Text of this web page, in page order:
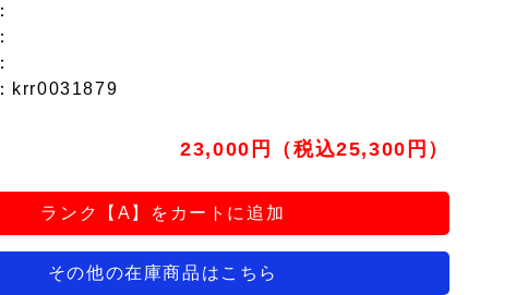
：
：
：
：krr0031879
23,000円（税込25,300円）
ランク【A】をカートに追加
その他の在庫商品はこちら